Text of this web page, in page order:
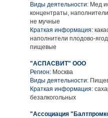
Виды деятельности: Мед
концентраты,
не мучные
Краткая информация:
наполнители плодово-
пищевые
"АСПАСВИТ" ООО
Регион: Москва
Виды деятельности:
Краткая информация:
безалкогольных
"Ассоциация